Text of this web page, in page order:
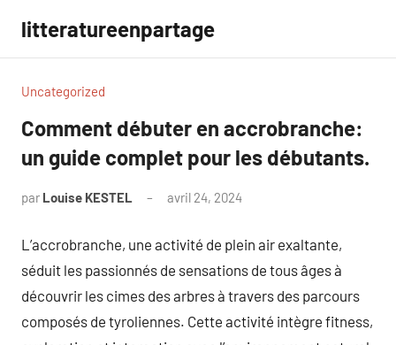
contenu
litteratureenpartage
Uncategorized
Comment débuter en accrobranche:
un guide complet pour les débutants.
par Louise KESTEL avril 24, 2024
L’accrobranche, une activité de plein air exaltante,
séduit les passionnés de sensations de tous âges à
découvrir les cimes des arbres à travers des parcours
composés de tyroliennes. Cette activité intègre fitness,